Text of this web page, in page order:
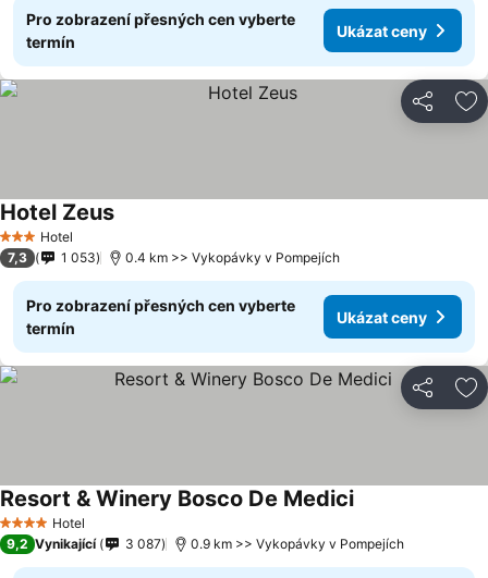
Pro zobrazení přesných cen vyberte
termín
Ukázat ceny
Sdílet
3 Počet hvězdiček
Hotel
Hotel Zeus
7,3 1 053 0.4 km >> Vykopávky v Pompejích
Pro zobrazení přesných cen vyberte
termín
Ukázat ceny
Sdílet
4 Počet hvězdiček
Hotel
Resort & Winery Bosco De Medici
9,2 Vynikající 3 087 0.9 km >> Vykopávky v Pompejích